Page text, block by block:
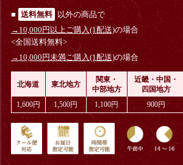
■ 送料無料
以外の商品で
→10,000円以上ご購入(1配送)の場合
<全国送料無料>
→10,000円未満ご購入(1配送)の場合
北海道 東北地方
関東・
中部地方
近畿・中国・
四国地方
1,600円 1,500円 1,100円 900円